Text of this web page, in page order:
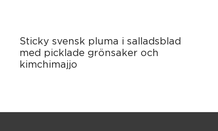
Sticky svensk pluma i salladsblad
med picklade grönsaker och
kimchimajjo